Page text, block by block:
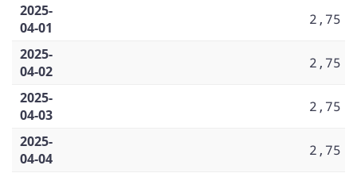
2025-
04-01
2,75
2025-
04-02
2,75
2025-
04-03
2,75
2025-
04-04
2,75